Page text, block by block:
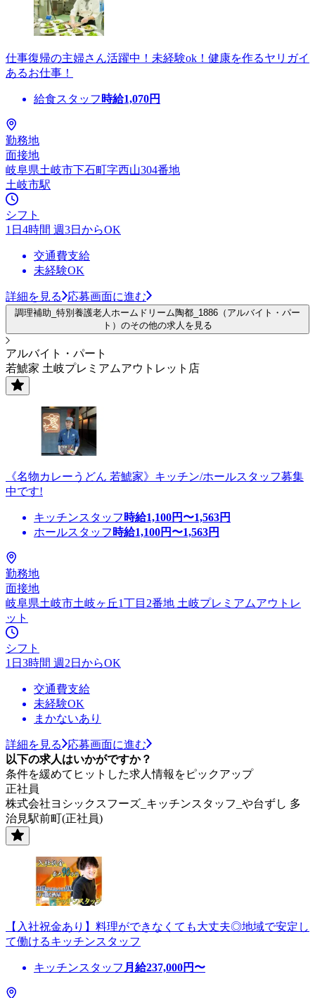
仕事復帰の主婦さん活躍中！未経験ok！健康を作るヤリガイ
あるお仕事！
給食スタッフ 時給1,070円
勤務地
面接地
岐阜県土岐市下石町字西山304番地
土岐市駅
シフト
1日4時間 週3日からOK
交通費支給
未経験OK
詳細を見る 応募画面に進む
調理補助_特別養護老人ホームドリーム陶都_1886（アルバイト・パー
ト）のその他の求人を見る
アルバイト・パート
若鯱家 土岐プレミアムアウトレット店
《名物カレーうどん 若鯱家》キッチン/ホールスタッフ募集
中です!
キッチンスタッフ 時給1,100円〜1,563円
ホールスタッフ 時給1,100円〜1,563円
勤務地
面接地
岐阜県土岐市土岐ヶ丘1丁目2番地 土岐プレミアムアウトレ
ット
シフト
1日3時間 週2日からOK
交通費支給
未経験OK
まかないあり
詳細を見る
応募画面に進む
以下の求人はいかがですか？
条件を緩めてヒットした求人情報をピックアップ
正社員
株式会社ヨシックスフーズ_キッチンスタッフ_や台ずし 多
治見駅前町(正社員)
【入社祝金あり】料理ができなくても大丈夫◎地域で安定し
て働けるキッチンスタッフ
キッチンスタッフ 月給237,000円〜